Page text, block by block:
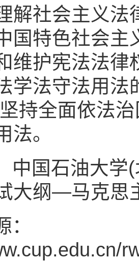
解社会主义法
国特色社会主
维护宪法法律
学法守法用法
持全面依法
法。
中国石油大学
大纲—马克思